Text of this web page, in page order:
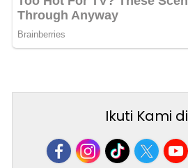
Ikuti Kami di